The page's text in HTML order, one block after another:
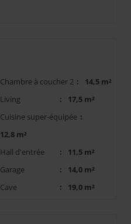
Chambre à coucher 2 :
14,5 m²
Living :
17,5 m²
Cuisine super-équipée :
12,8 m²
Hall d'entrée :
11,5 m²
Garage :
14,0 m²
Cave : 19,0 m²